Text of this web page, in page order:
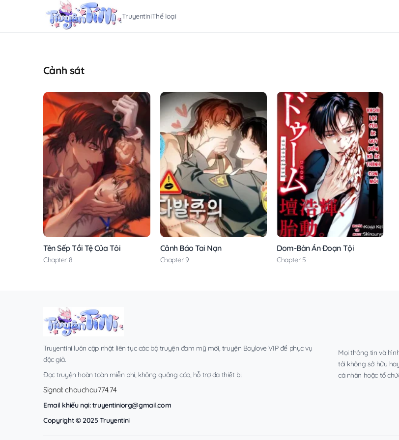
TruyentiniThể loại
Cảnh sát
Tên Sếp Tồi Tệ Của Tôi
Chapter 8
Cảnh Báo Tai Nạn
Chapter 9
Dom-Bản Án Đoạn Tội
Chapter 5
Truyentini luôn cập nhật liên tục các bộ truyện đam mỹ mới, truyện Boylove VIP để phục vụ
độc giả.
Đọc truyện hoàn toàn miễn phí, không quảng cáo, hỗ trợ đa thiết bị.
Signal: chauchau774.74
Email khiếu nại:truyentiniorg@gmail.com
Copyright © 2025 Truyentini
Mọi thông tin và
tôi không sở hữu
cá nhân hoặc tổ